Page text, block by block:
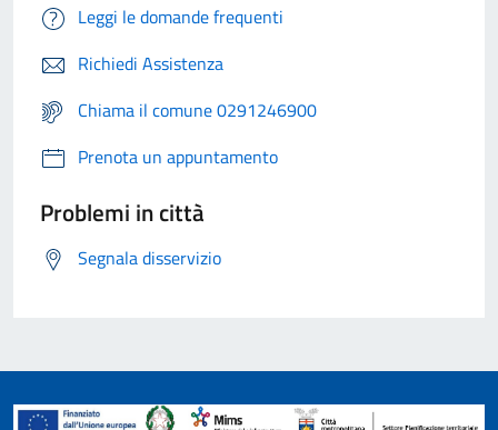
Leggi le domande frequenti
Richiedi Assistenza
Chiama il comune 0291246900
Prenota un appuntamento
Problemi in città
Segnala disservizio